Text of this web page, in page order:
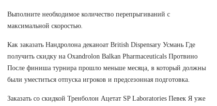
Выполните необходимое количество перепрыгиваний с
максимальной скоростью.
Как заказать Нандролона деканоат British Dispensary Усмань Где
получить скидку на Oxandrolon Balkan Pharmaceuticals Протвино
После финиша турнира прошло меньше месяца, в который должны
были уместиться отпуска игроков и предсезонная подготовка.
Заказать со скидкой Тренболон Ацетат SP Laboratories Певек Я уже